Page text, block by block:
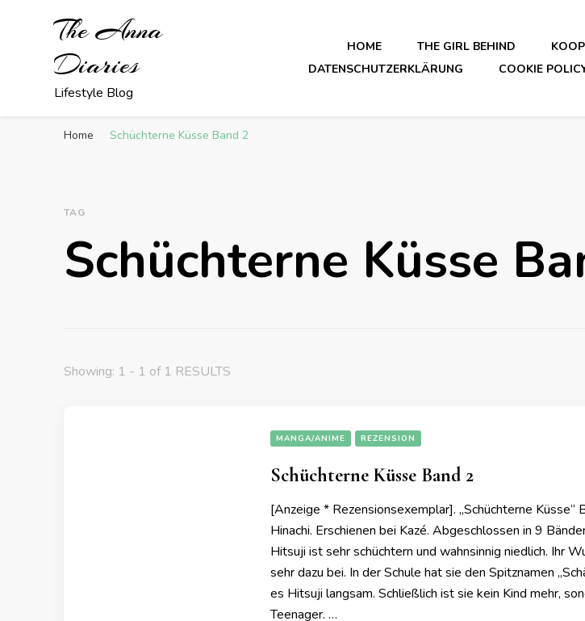
The Anna
Diaries
Lifestyle Blog
HOME THE GIRL BEHIND
DATENSCHUTZERKLÄRUNG
COOKIE
Home Schüchterne Küsse Band 2
TAG
Schüchterne Küsse
Showing: 1 - 1 of 1 RESULTS
MANGA/ANIME REZENSION
Schüchterne Küsse Band 2
[Anzeige * Rezensionsexemplar]. „Schüchterne Küsse“
Hinachi. Erschienen bei Kazé. Abgeschlossen in 9
Hitsuji ist sehr schüchtern und wahnsinnig niedlich. Ihr
sehr dazu bei. In der Schule hat sie den Spitznamen
es Hitsuji langsam. Schließlich ist sie kein Kind mehr,
Teenager. …